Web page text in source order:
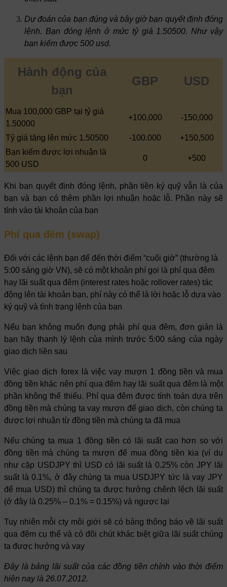
Dự đoán của bạn đúng và bây giờ bạn quyết định đóng
lệnh. Bạn đóng lệnh ở mức tỷ giá 1.50500. Như vậy
bạn kiếm được 500 usd.
Hành động của
bạn
GBP USD
Mua 100,000 GBP tại tỷ giá
1.50000
+100,000 -150,000
Tỷ giá tăng lên mức 1.50500 -100.000
+150,500
Bạn kiếm được lợi nhuận là
500 USD
0 +500
Khi bạn quyết định đóng lệnh, phần tiền ký quỹ vẫn là của
bạn và bạn có thêm phần lợi nhuận hoặc lỗ. Phần này sẽ
tính vào tài khoản của bạn
Phí qua đêm (swap)
Đối với các lệnh bạn để đến thời điểm “cuối giờ” (thường là
5:00 sáng giờ VN), sẽ có một khoản phí gọi là phí qua đêm
hay lãi suất qua đêm (interest rates hoặc rollover rates) tác
động lên tài khoản bạn, phí này có thể là lời hoặc lỗ dựa vào
ký quỹ và tình trạng lệnh của bạn
Nếu bạn không muốn đụng phải phí qua đêm, đơn giản là
bạn hãy thanh lý lệnh của mình trước 5:00 sáng của ngày
giao dịch liền sau
Việc giao dịch forex là việc vay mượn 1 đồng tiền và mua
đồng tiền khác nên phí qua đêm hay lãi suất qua đêm là một
phần không thể thiếu. Phí qua đêm được tính toán dựa trên
đồng tiền mà chúng ta vay mượn để giao dịch, còn chúng ta
được lợi nhuận từ đồng tiền mà chúng ta đã mua
Nếu chúng ta mua 1 đồng tiền có lãi suất cao hơn so với
đồng tiền mà chúng ta mượn để mua đồng tiền kia (ví dụ
như cặp USDJPY thì USD có lãi suất là 0.25% còn JPY lãi
suất là 0.1%, ở đây chúng ta mua USDJPY tức là vay JPY
để mua USD) thì chúng ta được hưởng chênh lệch lãi suất
(ở đây là 0.25% – 0.1% = 0.15%) và ngược lại
Tuy nhiên mỗi cty môi giới sẽ có bảng thông báo về lãi suất
qua đêm cụ thể và có đôi chút khác biệt giữa lãi suất chúng
ta được hưởng và vay
Đây là bảng lãi suất của các đồng tiền chính vào thời điểm
hiện nay là 26.07.2012.